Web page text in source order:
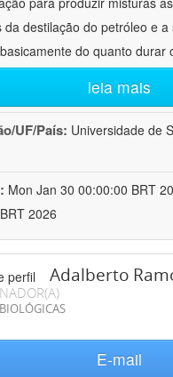
da destilação do petróleo e
do quanto durar
leia mais
UF/País: Universidade de
Mon Jan 30 00:00:00 BRT
2026
Adalberto
E-mail